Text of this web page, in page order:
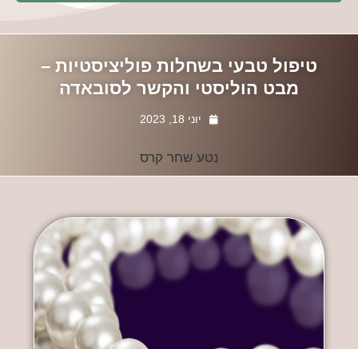
נטע שחר קרס
טיפול טבעי בשחלות פוליציסטיות –
מבט הוליסטי והקשר לסובאדה
יוני 18, 2023